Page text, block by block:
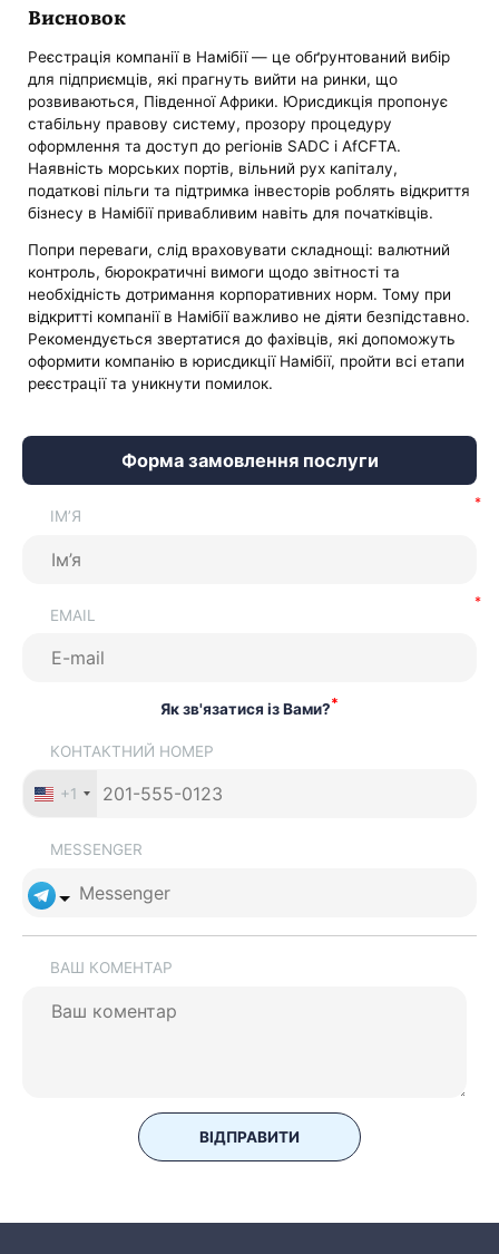
Висновок
Реєстрація компанії в Намібії — це обґрунтований вибір
для підприємців, які прагнуть вийти на ринки, що
розвиваються, Південної Африки. Юрисдикція пропонує
стабільну правову систему, прозору процедуру
оформлення та доступ до регіонів SADC і AfCFTA.
Наявність морських портів, вільний рух капіталу,
податкові пільги та підтримка інвесторів роблять відкриття
бізнесу в Намібії привабливим навіть для початківців.
Попри переваги, слід враховувати складнощі: валютний
контроль, бюрократичні вимоги щодо звітності та
необхідність дотримання корпоративних норм. Тому при
відкритті компанії в Намібії важливо не діяти безпідставно.
Рекомендується звертатися до фахівців, які допоможуть
оформити компанію в юрисдикції Намібії, пройти всі етапи
реєстрації та уникнути помилок.
Форма замовлення послуги
ІМ’Я
EMAIL
Як зв'язатися із Вами?*
КОНТАКТНИЙ НОМЕР
+1
MESSENGER
ВАШ КОМЕНТАР
ВІДПРАВИТИ